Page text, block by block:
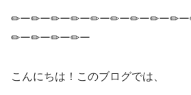
✏ー✏ー✏ー✏ー✏ー✏ー✏ー✏ー✏
✏ー✏ー✏ー✏ー
こんにちは！このブログでは、